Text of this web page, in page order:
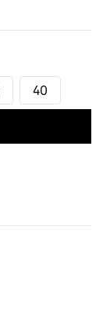
40